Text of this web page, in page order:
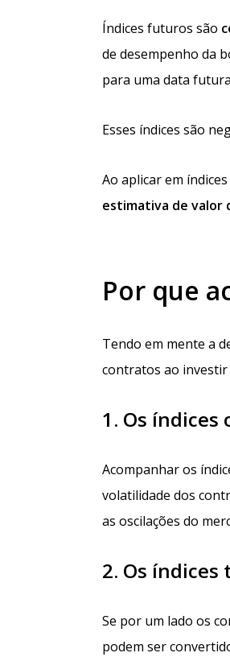
Índices futuros são
de desempenho da
para uma data
Esses índices são
Ao aplicar em
estimativa de valor
Por que
Tendo em mente a
contratos ao investir
1. Os índices
Acompanhar os
volatilidade dos
as oscilações do
2. Os
Se por um lado os
podem ser